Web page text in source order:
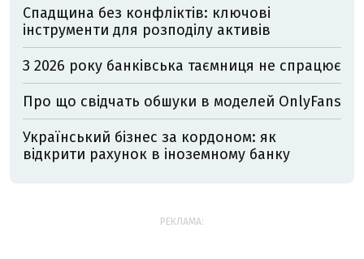
Спадщина без конфліктів: ключові
інструменти для розподілу активів
З 2026 року банківська таємниця не спрацює
Про що свідчать обшуки в моделей OnlyFans
Український бізнес за кордоном: як
відкрити рахунок в іноземному банку
РЕКЛАМА: